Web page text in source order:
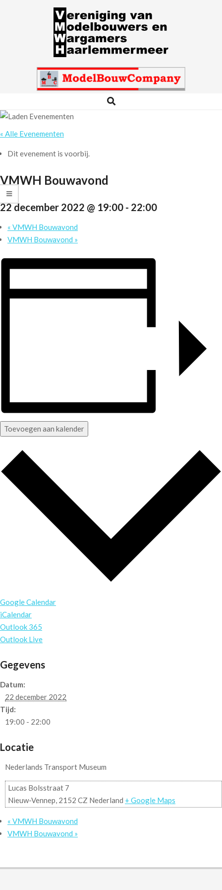
VMWH
Navigation
Search
« Alle Evenementen
Dit evenement is voorbij.
VMWH Bouwavond
22 december 2022 @ 19:00 - 22:00
« VMWH Bouwavond
VMWH Bouwavond »
Toevoegen aan kalender
Google Calendar
iCalendar
Outlook 365
Outlook Live
Gegevens
Datum:
22 december 2022
Tijd:
19:00 - 22:00
Locatie
Nederlands Transport Museum
Lucas Bolsstraat 7
Nieuw-Vennep, 2152 CZ Nederland + Google Maps
« VMWH Bouwavond
VMWH Bouwavond »